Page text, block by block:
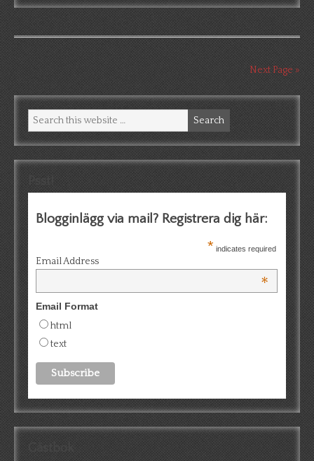
Next Page »
Psst!
Blogginlägg via mail? Registrera dig här:
* indicates required
Email Address
*
Email Format
html
text